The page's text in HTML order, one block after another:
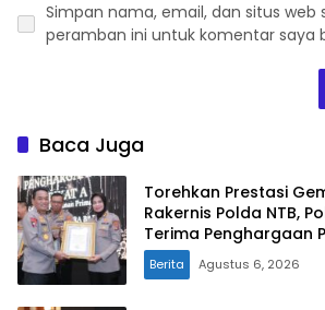
Simpan nama, email, dan situs web
peramban ini untuk komentar saya
Baca Juga
Torehkan Prestasi
Rakernis Polda NTB,
Terima Penghargaan
Kapolri
Berita Agustus 6, 2026